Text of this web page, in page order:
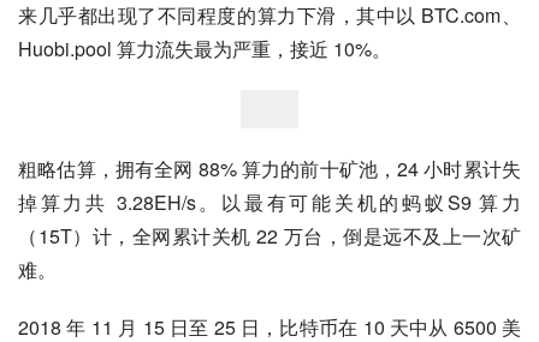
来几乎都出现了不同程度的算力下滑，其中以 BTC.com、
Huobi.pool 算力流失最为严重，接近 10%。
粗略估算，拥有全网 88% 算力的前十矿池，24 小时累计失
掉算力共 3.28EH/s。以最有可能关机的蚂蚁S9 算力
（15T）计，全网累计关机 22 万台，倒是远不及上一次矿
难。
2018 年 11 月 15 日至 25 日，比特币在 10 天中从 6500 美